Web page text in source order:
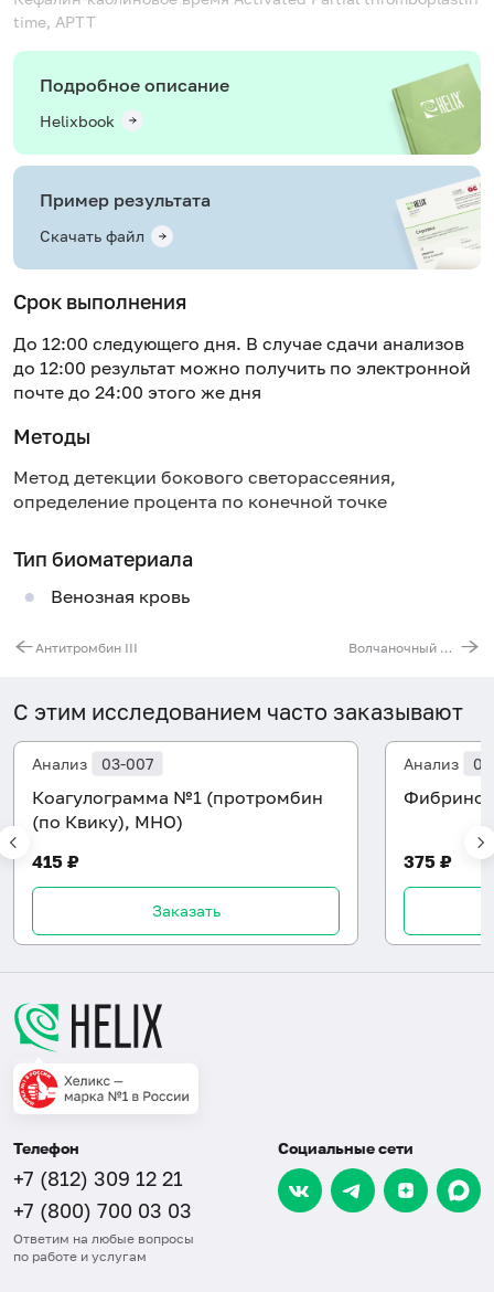
time, APTT
Подробное описание
Helixbook
Пример результата
Скачать файл
Срок выполнения
До 12:00 следующего дня. В случае сдачи анализов
до 12:00 результат можно получить по электронной
почте до 24:00 этого же дня
Методы
Метод детекции бокового светорассеяния,
определение процента по конечной точке
Тип биоматериала
Венозная кровь
Антитромбин III Волчаночный антикоагулянт
С этим исследованием часто заказывают
Анализ 03-007
Коагулограмма №1 (протромбин
(по Квику), МНО)
415 ₽
Заказать
Анализ
375 ₽
Телефон
+7 (812) 309 12 21
+7 (800) 700 03 03
Ответим на любые вопросы
по работе и услугам
Социальные сети